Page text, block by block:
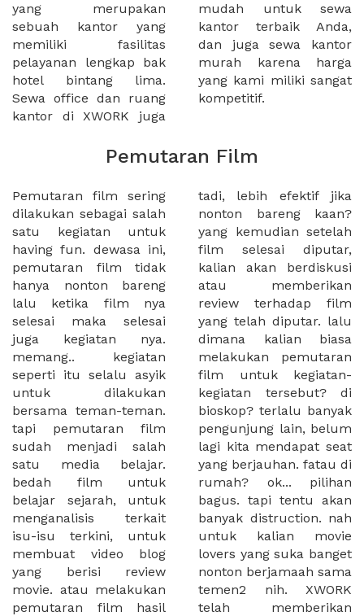
yang merupakan
sebuah kantor yang
memiliki fasilitas
pelayanan lengkap bak
hotel bintang lima.
Sewa office dan ruang
kantor di XWORK juga
mudah untuk sewa
kantor terbaik Anda,
dan juga sewa kantor
murah karena harga
yang kami miliki sangat
kompetitif.
Pemutaran Film
Pemutaran film sering
dilakukan sebagai salah
satu kegiatan untuk
having fun. dewasa ini,
pemutaran film tidak
hanya nonton bareng
lalu ketika film nya
selesai maka selesai
juga kegiatan nya.
memang.. kegiatan
seperti itu selalu asyik
untuk dilakukan
bersama teman-teman.
tapi pemutaran film
sudah menjadi salah
satu media belajar.
bedah film untuk
belajar sejarah, untuk
menganalisis terkait
isu-isu terkini, untuk
membuat video blog
yang berisi review
movie. atau melakukan
pemutaran film hasil
tadi, lebih efektif jika
nonton bareng kaan?
yang kemudian setelah
film selesai diputar,
kalian akan berdiskusi
atau memberikan
review terhadap film
yang telah diputar. lalu
dimana kalian biasa
melakukan pemutaran
film untuk kegiatan-
kegiatan tersebut? di
bioskop? terlalu banyak
pengunjung lain, belum
lagi kita mendapat seat
yang berjauhan. fatau di
rumah? ok... pilihan
bagus. tapi tentu akan
banyak distruction. nah
untuk kalian movie
lovers yang suka banget
nonton berjamaah sama
temen2 nih. XWORK
telah memberikan